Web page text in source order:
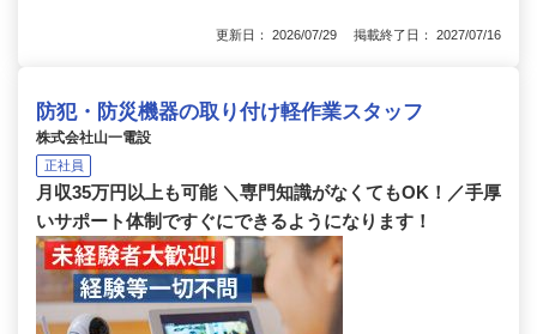
更新日： 2026/07/29 掲載終了日： 2027/07/16
防犯・防災機器の取り付け軽作業スタッフ
株式会社山一電設
正社員
月収35万円以上も可能 ＼専門知識がなくてもOK！／手厚
いサポート体制ですぐにできるようになります！